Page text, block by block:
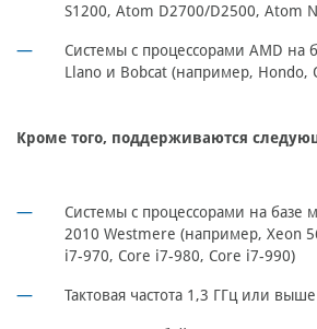
S1200, Atom D2700/D2500, Atom
Системы с процессорами AMD на
Llano и Bobcat (например, Hondo,
Кроме того, поддерживаются
Системы с процессорами на базе
2010 Westmere (например, Xeon
i7-970, Core i7-980, Core i7-990)
Тактовая частота 1,3 ГГц или выше